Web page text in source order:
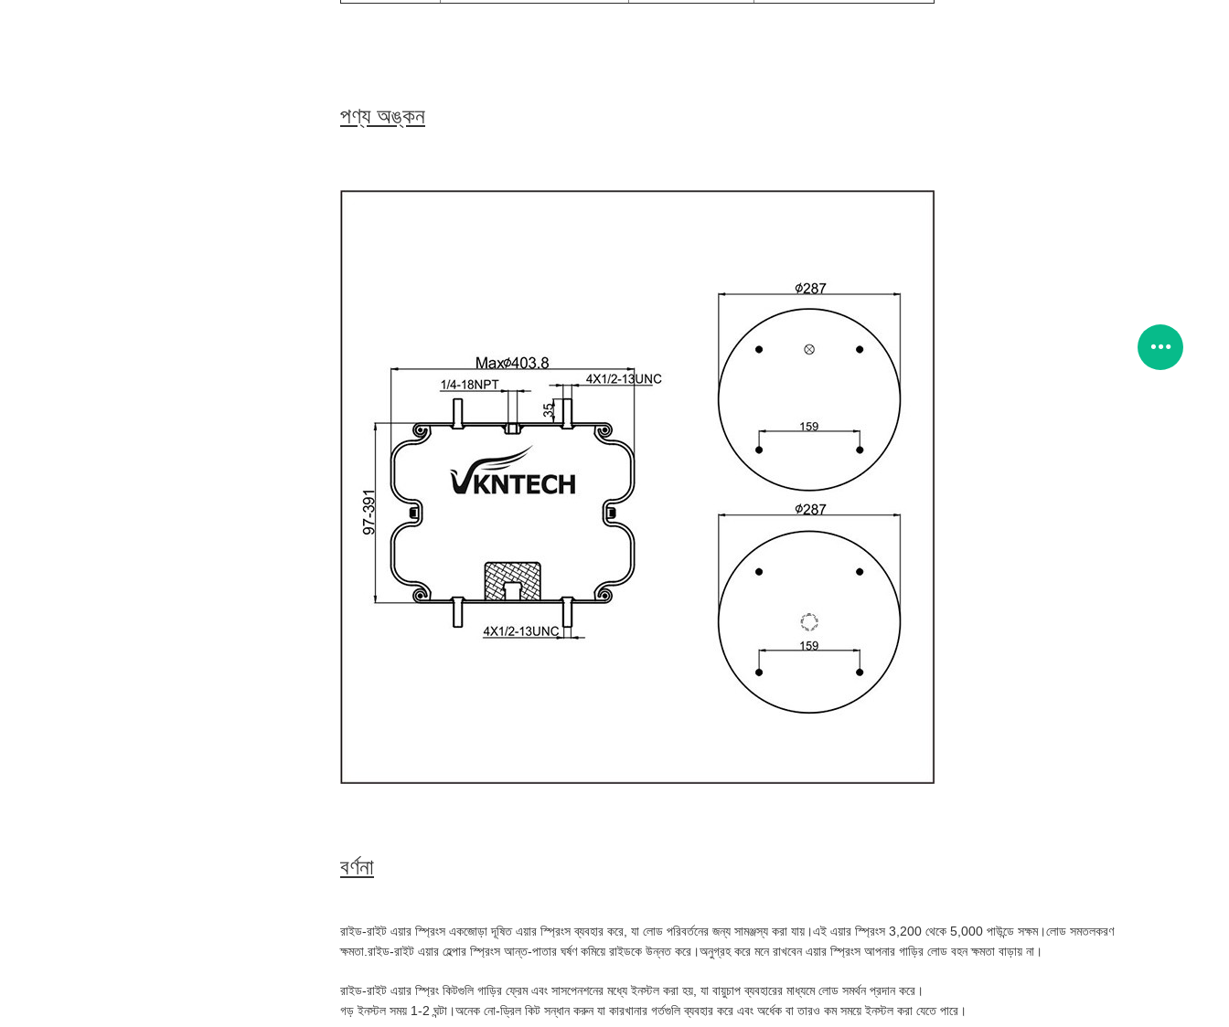
পণ্য অঙ্কন
বর্ণনা
রাইড-রাইট এয়ার স্প্রিংস একজোড়া দূষিত এয়ার স্প্রিংস ব্যবহার করে, যা লোড পরিবর্তনের জন্য সামঞ্জস্য করা যায়।এই এয়ার স্প্রিংস 3,200 থেকে 5,000 পাউন্ডে সক্ষম।লোড সমতলকরণ
ক্ষমতা.রাইড-রাইট এয়ার হেল্পার স্প্রিংস আন্ত-পাতার ঘর্ষণ কমিয়ে রাইডকে উন্নত করে।অনুগ্রহ করে মনে রাখবেন এয়ার স্প্রিংস আপনার গাড়ির লোড বহন ক্ষমতা বাড়ায় না।
রাইড-রাইট এয়ার স্প্রিং কিটগুলি গাড়ির ফ্রেম এবং সাসপেনশনের মধ্যে ইনস্টল করা হয়, যা বায়ুচাপ ব্যবহারের মাধ্যমে লোড সমর্থন প্রদান করে।
গড় ইনস্টল সময় 1-2 ঘন্টা।অনেক নো-ড্রিল কিট সন্ধান করুন যা কারখানার গর্তগুলি ব্যবহার করে এবং অর্ধেক বা তারও কম সময়ে ইনস্টল করা যেতে পারে।